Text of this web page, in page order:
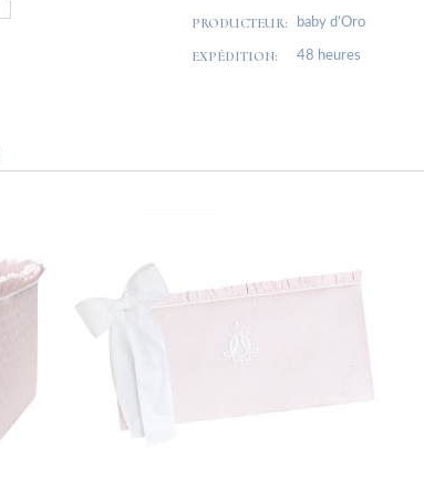
PRODUCTEUR: baby d’Oro
EXPÉDITION: 48 heures